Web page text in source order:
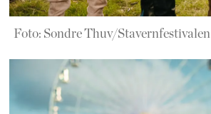
Foto: Sondre Thuv/Stavernfestivalen